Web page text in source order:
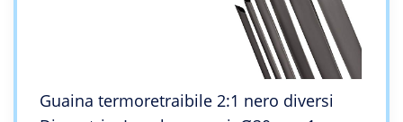
Guaina termoretraibile 2:1 nero diversi